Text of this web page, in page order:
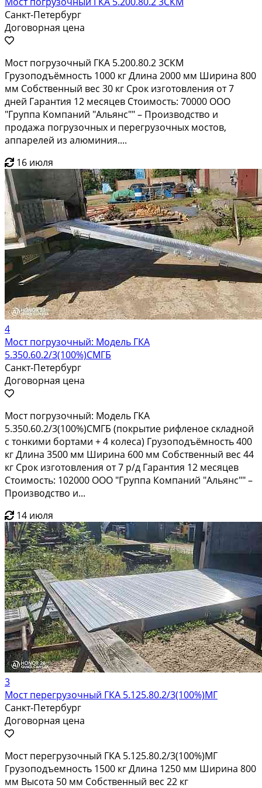
Санкт-Петербург
Договорная цена
Мост погрузочный ГКА 5.200.80.2 3СКМ
Грузоподъёмность 1000 кг Длина 2000 мм Ширина 800
мм Собственный вес 30 кг Срок изготовления от 7
дней Гарантия 12 месяцев Стоимость: 70000 ООО
"Группа Компаний "Альянс"" – Производство и
продажа погрузочных и перегрузочных мостов,
аппарелей из алюминия....
16 июля
4
Мост погрузочный: Модель ГКА
5.350.60.2/3(100%)СМГБ
Санкт-Петербург
Договорная цена
Мост погрузочный: Модель ГКА
5.350.60.2/3(100%)СМГБ (покрытие рифленое складной
с тонкими бортами + 4 колеса) Грузоподъёмность 400
кг Длина 3500 мм Ширина 600 мм Собственный вес 44
кг Срок изготовления от 7 р/д Гарантия 12 месяцев
Стоимость: 102000 ООО "Группа Компаний "Альянс"" –
Производство и...
14 июля
3
Мост перегрузочный ГКА 5.125.80.2/3(100%)МГ
Санкт-Петербург
Договорная цена
Мост перегрузочный ГКА 5.125.80.2/3(100%)МГ
Грузоподъемность 1500 кг Длина 1250 мм Ширина 800
мм Высота 50 мм Собственный вес 22 кг